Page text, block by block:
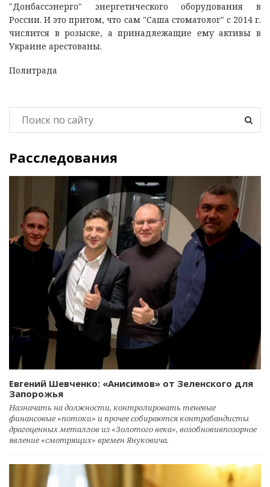
"Донбассэнерго" энергетического оборудования в
России. И это притом, что сам "Саша стоматолог" с 2014 г.
числится в розыске, а принадлежащие ему активы в
Украине арестованы.
Политрада
Расследования
Евгений Шевченко: «Анисимов» от Зеленского для
Запорожья
Назначать на должности, контролировать теневые
финансовые «потоки» и прочее собираются контрабандисты
драгоценных металлов из «Золотого века», возобновивпозорное
явление «смотрящих» времен Януковича.